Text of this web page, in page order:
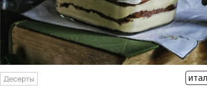
Десерты